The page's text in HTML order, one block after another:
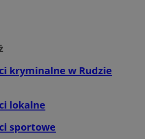
kryminalne w Rudzie
lokalne
sportowe